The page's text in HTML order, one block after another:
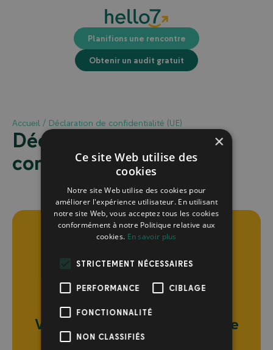
Planifions une rencontre
Obtenir un audit gratuit
Accueil / Déclaration de confidentialité (UE)
Déclaration de
confidentialité (UE)
Votre
le
succès
×
Ce site Web utilise des
cookies
Notre site Web utilise des cookies pour
améliorer l'expérience utilisateur. En utilisant
notre site Web, vous acceptez tous les cookies
conformément à notre Politique relative aux
cookies. En savoir plus
STRICTEMENT NÉCESSAIRES
PERFORMANCE CIBLAGE
FONCTIONNALITÉ
NON CLASSIFIÉS